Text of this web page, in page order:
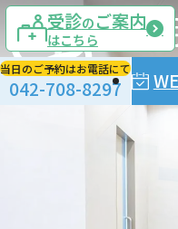
受診のご案内
はこちら
当日のご予約はお電話にて
042-708-8297